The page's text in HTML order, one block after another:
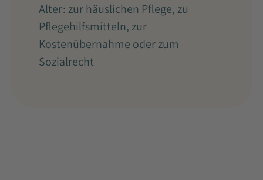
Alter: zur häuslichen Pflege, zu
Pflegehilfsmitteln, zur
Kostenübernahme oder zum
Sozialrecht